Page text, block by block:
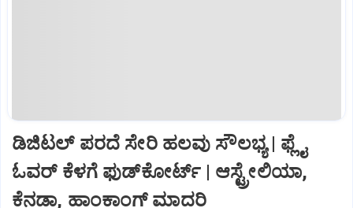
ಡಿಜಿಟಲ್‌ ಪರದೆ ಸೇರಿ ಹಲವು ಸೌಲಭ್ಯ | ಫ್ಲೈ
ಓವರ್‌ ಕೆಳಗೆ ಫುಡ್‌ಕೋರ್ಟ್‌ | ಆಸ್ಟ್ರೇಲಿಯಾ,
ಕೆನಡಾ, ಹಾಂಕಾಂಗ್‌ ಮಾದರಿ